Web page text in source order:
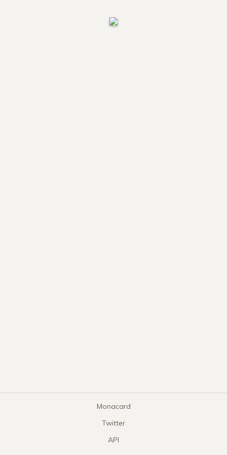
Monacard
Twitter
API